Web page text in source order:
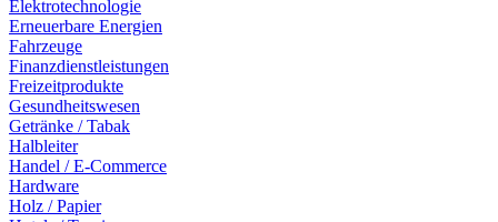
Elektrotechnologie
Erneuerbare Energien
Fahrzeuge
Finanzdienstleistungen
Freizeitprodukte
Gesundheitswesen
Getränke / Tabak
Halbleiter
Handel / E-Commerce
Hardware
Holz / Papier